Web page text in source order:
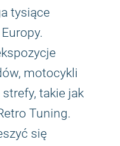
tysiące
motocykli
takie jak
Tuning.
się